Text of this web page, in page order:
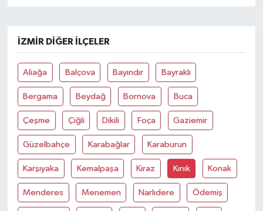
İZMIR DIĞER İLÇELER
Aliağa Balçova Bayındır Bayraklı
Bergama Beydağ Bornova Buca
Çeşme Çiğli Dikili Foça Gaziemir
Güzelbahçe Karabağlar Karaburun
Karşıyaka Kemalpaşa Kiraz Kınık Konak
Menderes Menemen Narlıdere Ödemiş